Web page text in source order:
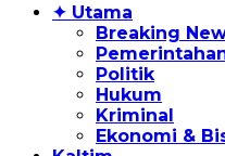
✦ Utama
Breaking
Politik
Hukum
Kriminal
Ekonomi &